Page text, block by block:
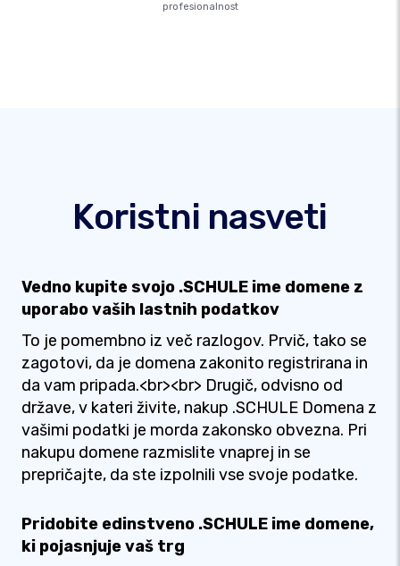
profesionalnost
Koristni nasveti
Vedno kupite svojo .SCHULE ime domene z
uporabo vaših lastnih podatkov
To je pomembno iz več razlogov. Prvič, tako se
zagotovi, da je domena zakonito registrirana in
da vam pripada.<br><br> Drugič, odvisno od
države, v kateri živite, nakup .SCHULE Domena z
vašimi podatki je morda zakonsko obvezna. Pri
nakupu domene razmislite vnaprej in se
prepričajte, da ste izpolnili vse svoje podatke.
Pridobite edinstveno .SCHULE ime domene,
ki pojasnjuje vaš trg